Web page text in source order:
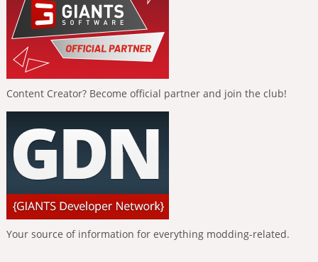
Content Creator? Become official partner and join the club!
Your source of information for everything modding-related.